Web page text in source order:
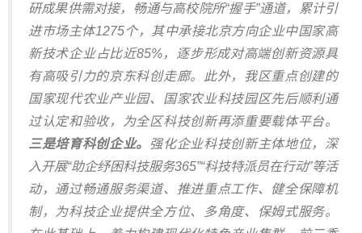
研成果供需对接，畅通与高校院所“握手”通道，累计引
进市场主体1275个，其中承接北京方向企业中国家高
新技术企业占比近85%，逐步形成对高端创新资源具
有高吸引力的京东科创走廊。此外，我区重点创建的
国家现代农业产业园、国家农业科技园区先后顺利通
过认定和验收，为全区科技创新再添重要载体平台。
三是培育科创企业。
强化企业科技创新主体地位，深
入开展“助企纾困科技服务365”“科技特派员在行动”等活
动，通过畅通服务渠道、推进重点工作、健全保障机
制，为科技企业提供全方位、多角度、保姆式服务。